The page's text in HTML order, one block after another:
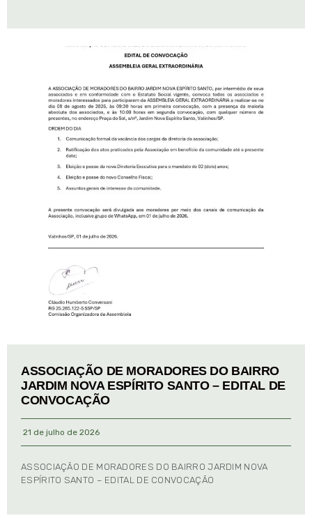
ASSOCIAÇÃO DE MORADORES DO BAIRRO
JARDIM NOVA ESPÍRITO SANTO – EDITAL DE
CONVOCAÇÃO
21 de julho de 2026
ASSOCIAÇÃO DE MORADORES DO BAIRRO JARDIM NOVA
ESPÍRITO SANTO – EDITAL DE CONVOCAÇÃO